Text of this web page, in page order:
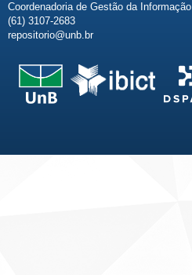
Coordenadoria de Gestão da
(61) 3107-2683
repositorio@unb.br